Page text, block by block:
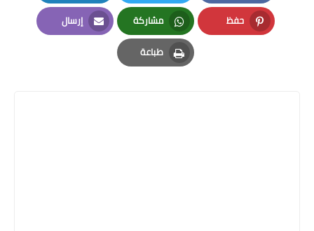
Facebook
Twitter
LinkedIn
حفظ
Pinterest
مشاركة
Whatsapp
إرسال
Email
طباعة
Print